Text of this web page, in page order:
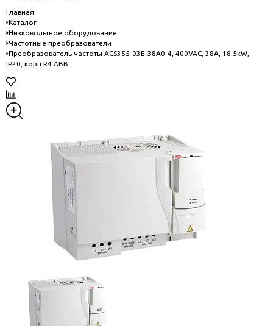
Главная
Каталог
Низковольтное оборудование
Частотные преобразователи
Преобразователь частоты ACS355-03E-38A0-4, 400VAC, 38A, 18.5kW,
IP20, корп.R4 ABB